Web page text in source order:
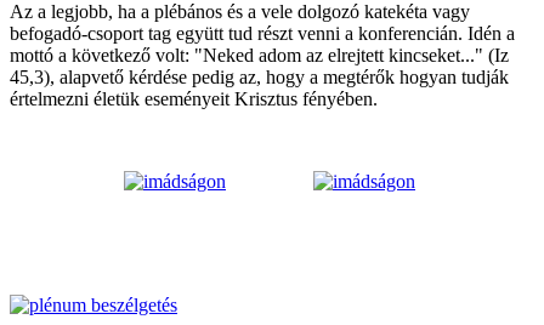
Az a legjobb, ha a plébános és a vele dolgozó katekéta vagy
befogadó-csoport tag együtt tud részt venni a konferencián. Idén a
mottó a következő volt: "Neked adom az elrejtett kincseket..." (Iz
45,3), alapvető kérdése pedig az, hogy a megtérők hogyan tudják
értelmezni életük eseményeit Krisztus fényében.